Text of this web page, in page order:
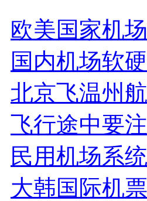
欧美国家机
国内机场软
北京飞温州
飞行途中要
民用机场系统
大韩国际机